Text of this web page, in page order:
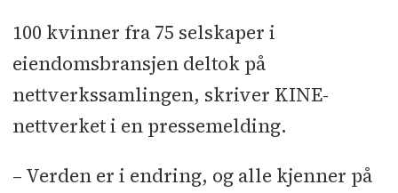
100 kvinner fra 75 selskaper i
eiendomsbransjen deltok på
nettverkssamlingen, skriver KINE-
nettverket i en pressemelding.
– Verden er i endring, og alle kjenner på